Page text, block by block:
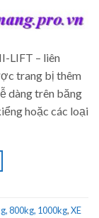
LIFT – liên
trang bị thêm
dàng trên băng
hoặc các loại
800kg, 1000kg,XE